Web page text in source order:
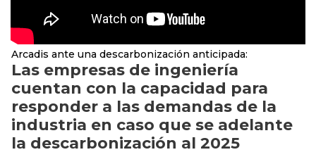
Arcadis ante una descarbonización anticipada:
Las empresas de ingeniería
cuentan con la capacidad para
responder a las demandas de la
industria en caso que se adelante
la descarbonización al 2025